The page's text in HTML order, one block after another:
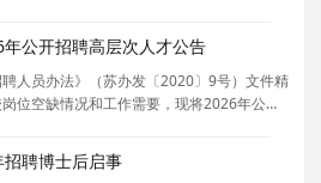
路等穿境而过，交通十分便利。学校占地
总值 14.5 亿元，实
公开招聘高层次人才公告
人员办法》（苏办发〔2020〕9号）文件精
位空缺情况和工作需要，现将2026年公开
下： 一、报考条件、对象 （一）具有中华
龄要求：博士研
聘博士后启事